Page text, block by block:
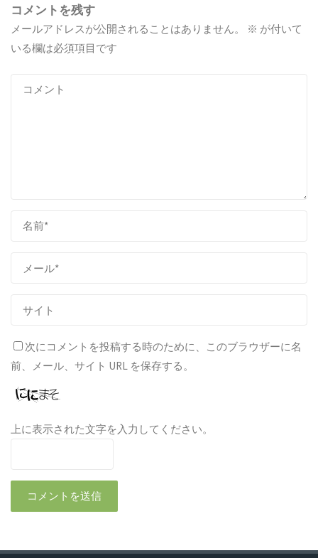
コメントを残す
メールアドレスが公開されることはありません。 ※ が付いて
いる欄は必須項目です
次にコメントを投稿する時のために、このブラウザーに名
前、メール、サイト URL を保存する。
上に表示された文字を入力してください。